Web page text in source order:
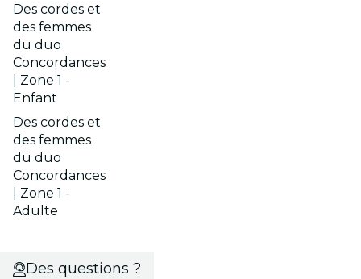
Des cordes et
des femmes
du duo
Concordances
| Zone 1 -
Enfant
Des cordes et
des femmes
du duo
Concordances
| Zone 1 -
Adulte
Des questions ?